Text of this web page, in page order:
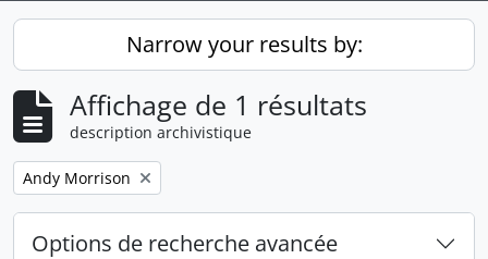
Narrow your results by:
Affichage de 1 résultats
description archivistique
Remove filter:
Andy Morrison
Options de recherche avancée